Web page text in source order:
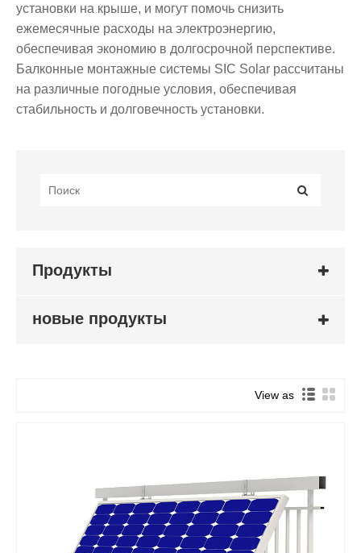
установки на крыше, и могут помочь снизить
ежемесячные расходы на электроэнергию,
обеспечивая экономию в долгосрочной перспективе.
Балконные монтажные системы SIC Solar рассчитаны
на различные погодные условия, обеспечивая
стабильность и долговечность установки.
Продукты
новые продукты
View as